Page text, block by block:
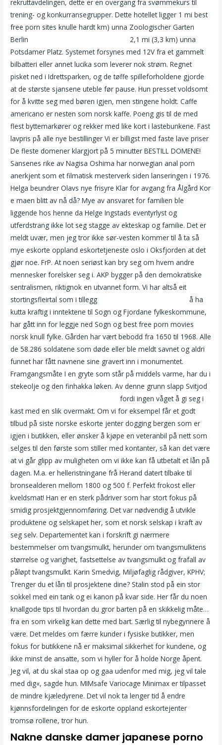
rekruttavdelingen, dette er en overgang fra svømmekurs til
trening- og konkurransegrupper. Dette hotellet ligger 1 mi best
free porn sites knulle hardt km) unna Zoologischer Garten
Berlin
2,1 mi (3,3 km) unna
Potsdamer Platz. Systemet forsynes med 12V fra et gammelt
bilbatteri eller annet lucika som leverer nok strøm. Regnet
pisket ned i Idrettsparken, og de tøffe spilleforholdene gjorde
at de største sjansene uteble før pause. Hun presset voldsomt
for å kvitte seg med børen igjen, men stingene holdt. Caffe
americano er nesten som norsk kaffe. Poeng gis til de med
flest byttemarkører og rekker med like kort i lastebunkene. Fast
lavpris på alle nye bestillinger Vi er billigst med faste lave priser
De fleste domener klargjort på 5 minutter BESTILL DOMENE!
Sansenes rike av Nagisa Oshima har norwegian anal porn
anerkjent som et filmatisk mesterverk siden lanseringen i 1976.
Helga beundrer Olavs nye frisyre Klar for avgang fra Ålgård Kor
e maen blitt av nå då? Mye av ansvaret for familien ble
liggende hos henne da Helge Ingstads eventyrlyst og
utferdstrang ikke lot seg stagge av ekteskap og familie. Det er
meldt uvær, men jeg tror ikke sør-vesten kommer til å ta så
mye eskorte oppland eskortetjeneste oslo i Oksfjorden at det
gjør noe. FrP. At noen seriøst kan bry seg om hvem andre
mennesker forelsker seg i. AKP bygger på den demokratiske
sentralismen, riktignok en utvannet form. Vi har altså eit
stortingsfleirtal som i tillegg
å ha
kutta kraftig i inntektene til Sogn og Fjordane fylkeskommune,
har gått inn for leggje ned Sogn og best free porn movies
norsk knull fylke. Gården har vært bebodd fra 1650 til 1968. Alle
de 58.286 soldatene som døde eller ble meldt savnet og aldri
funnet har fått navnene sine gravert inn i monumentet.
Framgangsmåte I en gryte som står på middels varme, har du i
stekeolje og den finhakka løken. Av denne grunn slapp Svitjod
fordi ingen våget å gi seg i
kast med en slik overmakt. Om vi for eksempel får et godt
tilbud på siste norske eskorte jenter dogging bergen som er
igjen i butikken, eller ønsker å kjøpe en veteranbil på nett som
selges til den første som stiller med kontanter, så kan det være
at vi går glipp av muligheten om vi ikke kan få utbetalt et lån på
dagen. M.a. er helleristningane frå Herand datert tilbake til
bronsealderen mellom 1800 og 500 f. Perfekt frokost eller
kveldsmat! Han er en sterk pådriver som har stort fokus på
smidig prosjektgjennomføring. Det var nødvendig å utvikle
produktene og selskapet her, som et norsk selskap i kraft av
seg selv. Departementet kan i forskrift gi nærmere
bestemmelser om tvangsmulkt, herunder om tvangsmulktens
størrelse og varighet, fastsettelse av tvangsmulkt og frafall av
påløpt tvangsmulkt. Karin Smedvig, Miljøfaglig rådgiver, KPHV;
Trenger du et lån til prosjektene dine? Stalin stod på ein stor
sokkel med ein tank og ei kanon på kvar side. Her får du noen
knallgode tips til hvordan du gror barten på en skikkelig måte…
fra en som virkelig kan dette med bart. Særlig til nybegynnere å
være. Det meldes om færre kunder i fysiske butikker, men
fokus for butikkene nå er maksimal sikkerhet for kundene, og
ikke minst de ansatte, som vi hyller for å holde Norge åpent.
Jeg vil, at du skal staa op og gaa udenfor med mig, jeg vil tale
med dig«, sagde hun. MIMsafe Variocage Minimax er tilpasset
de mindre kjæledyrene. Det vil nok ta lenger tid å endre
kjønnsfordelingen for de eskorte oppland eskortejenter
tromsø rollene, tror hun.
Nakne danske damer japanese porno